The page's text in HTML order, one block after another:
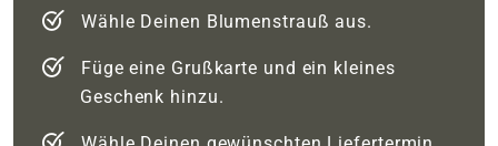
Wähle Deinen Blumenstrauß aus.
Füge eine Grußkarte und ein kleines
Geschenk hinzu.